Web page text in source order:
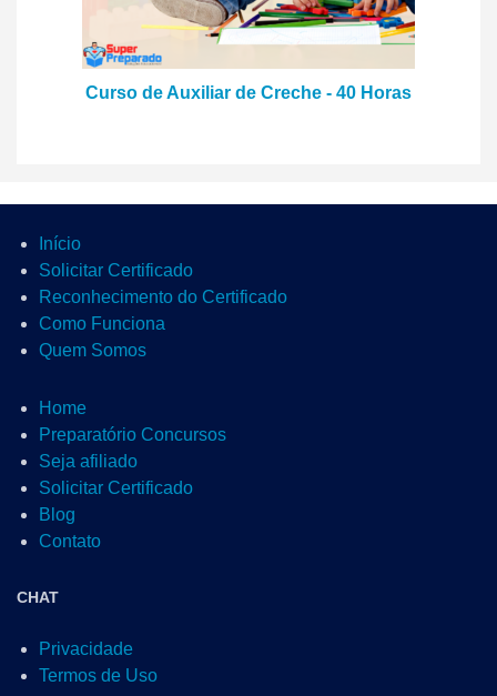
Curso de Auxiliar de Creche - 40 Horas
Início
Solicitar Certificado
Reconhecimento do Certificado
Como Funciona
Quem Somos
Home
Preparatório Concursos
Seja afiliado
Solicitar Certificado
Blog
Contato
CHAT
Privacidade
Termos de Uso